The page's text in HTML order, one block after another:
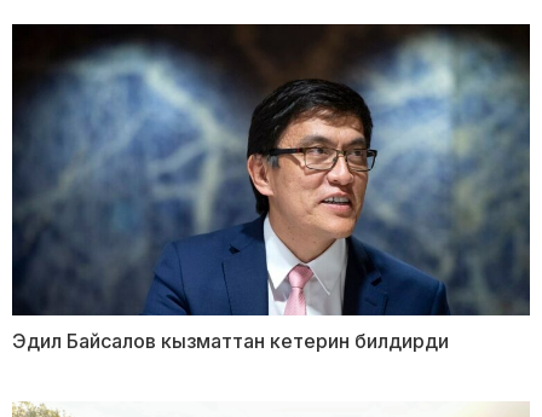
Эдил Байсалов кызматтан кетерин билдирди